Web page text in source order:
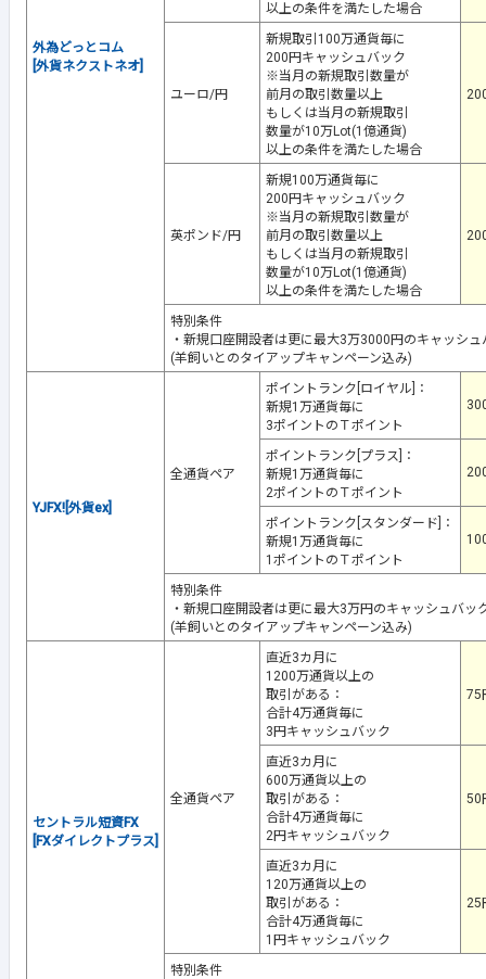
外為どっとコム
[外貨ネクストネオ]
以上の条件を満たした場合
ユーロ/円
新規取引100万通貨毎に
200円キャッシュバック
※当月の新規取引数量が
前月の取引数量以上
もしくは当月の新規取引
数量が10万Lot(1億通貨)
以上の条件を満たした場合
英ポンド/円
新規100万通貨毎に
200円キャッシュバック
※当月の新規取引数量が
前月の取引数量以上
もしくは当月の新規取引
数量が10万Lot(1億通貨)
以上の条件を満たした場合
特別条件
・新規口座開設者は更に最大3万3000円のキャッシュ
(羊飼いとのタイアップキャンペーン込み)
YJFX![外貨ex]
全通貨ペア
ポイントランク[ロイヤル]：
新規1万通貨毎に
3ポイントのＴポイント
ポイントランク[プラス]：
新規1万通貨毎に
2ポイントのＴポイント
ポイントランク[スタンダード]：
新規1万通貨毎に
1ポイントのＴポイント
特別条件
・新規口座開設者は更に最大3万円のキャッシュバッ
(羊飼いとのタイアップキャンペーン込み)
セントラル短資FX
[FXダイレクトプラス]
全通貨ペア
直近3カ月に
1200万通貨以上の
取引がある：
合計4万通貨毎に
3円キャッシュバック
75
直近3カ月に
600万通貨以上の
取引がある：
合計4万通貨毎に
2円キャッシュバック
50
直近3カ月に
120万通貨以上の
取引がある：
合計4万通貨毎に
1円キャッシュバック
25
特別条件